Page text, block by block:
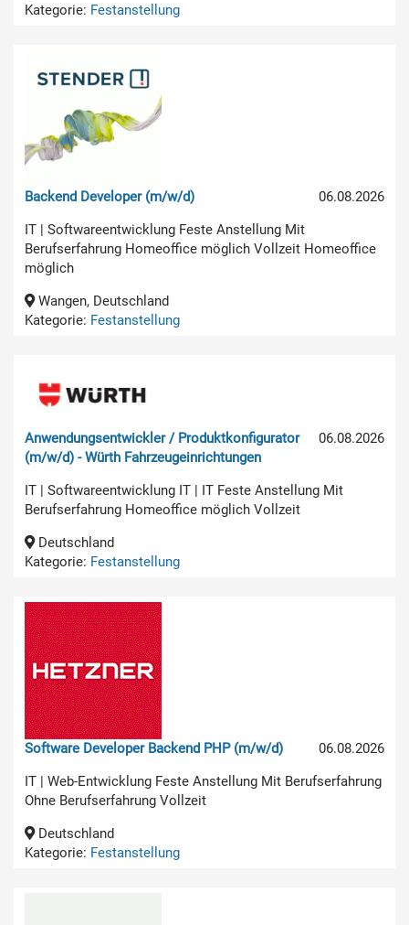
Kategorie: Festanstellung
06.08.2026
Backend Developer (m/w/d)
IT | Softwareentwicklung Feste Anstellung Mit
Berufserfahrung Homeoffice möglich Vollzeit Homeoffice
möglich
Wangen, Deutschland
Kategorie: Festanstellung
06.08.2026
Anwendungsentwickler / Produktkonfigurator
(m/w/d) - Würth Fahrzeugeinrichtungen
IT | Softwareentwicklung IT | IT Feste Anstellung Mit
Berufserfahrung Homeoffice möglich Vollzeit
Deutschland
Kategorie: Festanstellung
06.08.2026
Software Developer Backend PHP (m/w/d)
IT | Web-Entwicklung Feste Anstellung Mit Berufserfahrung
Ohne Berufserfahrung Vollzeit
Deutschland
Kategorie: Festanstellung